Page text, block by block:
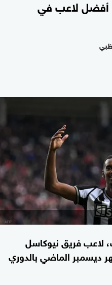
أفضل لاعب في
لاعب فريق نيوكاسل
ديسمبر الماضي بالدوري